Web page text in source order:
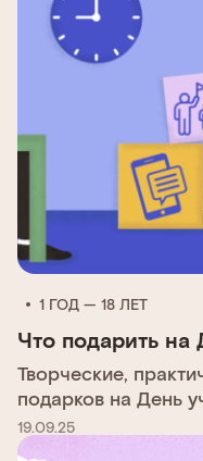
1 ГОД — 18 ЛЕТ
Что подарить на
Творческие,
подарков на День
19.09.25